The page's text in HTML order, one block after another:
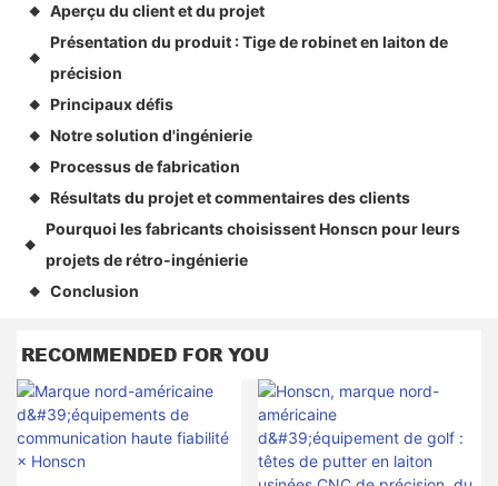
◆ Aperçu du client et du projet
◆
Présentation du produit : Tige de robinet en laiton de
précision
◆ Principaux défis
◆ Notre solution d'ingénierie
◆ Processus de fabrication
◆ Résultats du projet et commentaires des clients
◆
Pourquoi les fabricants choisissent Honscn pour leurs
projets de rétro-ingénierie
◆ Conclusion
RECOMMENDED FOR YOU